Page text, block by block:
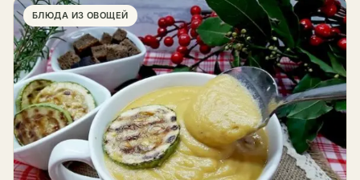
БЛЮДА ИЗ ОВОЩЕЙ